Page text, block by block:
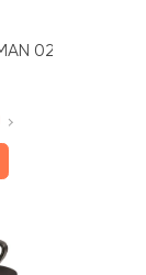
020